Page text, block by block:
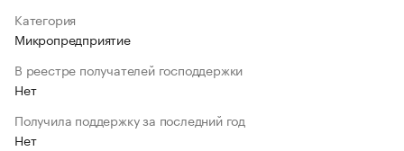
Категория
Микропредприятие
В реестре получателей господдержки
Нет
Получила поддержку за последний год
Нет